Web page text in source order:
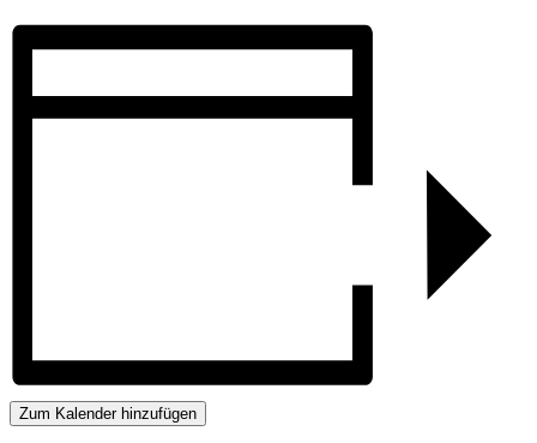
Zum Kalender hinzufügen